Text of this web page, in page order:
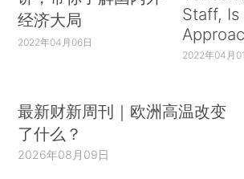
经济大局
2022年04月06日
Staff, Is
2022年04月
最新财新周刊｜欧洲高温改变
了什么？
2026年08月09日